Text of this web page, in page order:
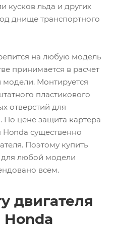
кусков льда и других
днище транспортного
на любую модель
принимается в расчет
Монтируется
пластикового
отверстий для
По цене защита картера
Honda существенно
Поэтому купить
для любой модели
всем.
двигателя